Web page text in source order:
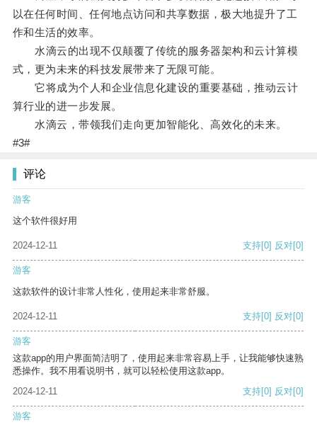
以在任何时间、任何地点访问和共享数据，极大地提升了工
作和生活的效率。
水滴云的出现不仅颠覆了传统的服务器架构和云计算模
式，更为未来的科技发展带来了无限可能。
它将成为个人和企业信息化建设的重要基础，推动云计
算行业的进一步发展。
水滴云，带领我们走向更加智能化、高效化的未来。
#3#
评论
游客
这个软件很好用
2024-12-11 支持[0] 反对[0]
游客
这款软件的设计非常人性化，使用起来非常舒服。
2024-12-11 支持[0] 反对[0]
游客
这款app的用户界面简洁明了，使用起来非常容易上手，让我能够快速熟
悉操作。我不用看说明书，就可以轻松使用这款app。
2024-12-11
支持[0] 反对[0]
游客